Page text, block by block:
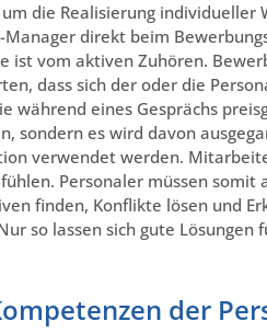
die Realisierung
Manager direkt beim
ist vom aktiven Zuhören.
dass sich der oder die
während eines Gesprächs
sondern es wird davon
verwendet werden.
Personaler müssen somit
finden, Konflikte lösen und
so lassen sich gute Lösungen
der